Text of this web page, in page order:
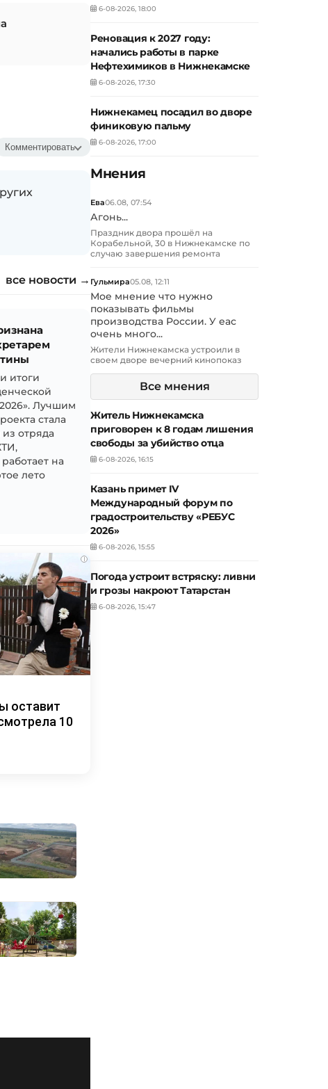
Комментировать
все новости →
итоги
Лучшим
стала
отряда
на
лето
i
оставит
10
6-08-2026, 18:00
Реновация к 2027 году:
начались работы в парке
Нефтехимиков в Нижнекамске
6-08-2026, 17:30
Нижнекамец посадил во дворе
финиковую пальму
6-08-2026, 17:00
Мнения
Ева06.08, 07:54
Агонь...
Праздник двора прошёл на
Корабельной, 30 в Нижнекамске по
случаю завершения ремонта
Гульмира05.08, 12:11
Мое мнение что нужно
показывать фильмы
производства России. У еас
очень много...
Жители Нижнекамска устроили в
своем дворе вечерний кинопоказ
Все мнения
Житель Нижнекамска
приговорен к 8 годам лишения
свободы за убийство отца
6-08-2026, 16:15
Казань примет IV
Международный форум по
градостроительству «РЕБУС
2026»
6-08-2026, 15:55
Погода устроит встряску: ливни
и грозы накроют Татарстан
6-08-2026, 15:47